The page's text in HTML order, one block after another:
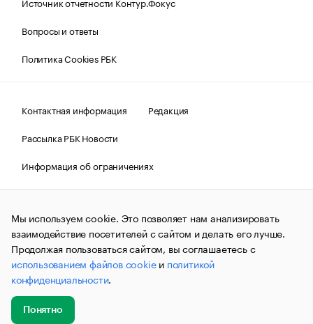
Вопросы и ответы
Политика Cookies РБК
Контактная информация
Редакция
Рассылка РБК Новости
Информация об ограничениях
Правовая информация
О соблюдении авторских прав
© АО «РОСБИЗНЕСКОНСАЛТИНГ»,1995–2026.Сообщения
и материалы информационного агентства «РБК»
(зарегистрировано Федеральной службой по надзору в сфере
связи, информационных технологий и массовых
коммуникаций (Роскомнадзор) 09.12.2015 за номером ИА
№ФС77-63848) сопровождаются пометкой «РБК». Отдельные
публикации могут содержать информацию,
не предназначенную для пользователей
до 18 лет.
Мы используем cookie. Это позволяет нам анализировать
взаимодействие посетителей с сайтом и делать его лучше.
Продолжая пользоваться сайтом, вы соглашаетесь с
использованием файлов cookieи политикой
конфиденциальности.
Понятно